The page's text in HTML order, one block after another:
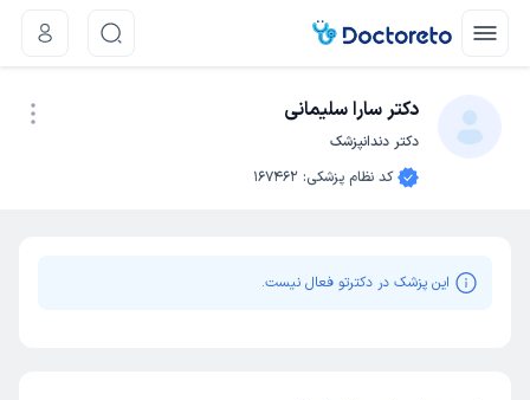
دکتر سارا سلیمانی
دکتر دندانپزشک
کد نظام پزشکی:
167462
این پزشک در دکترتو فعال نیست.